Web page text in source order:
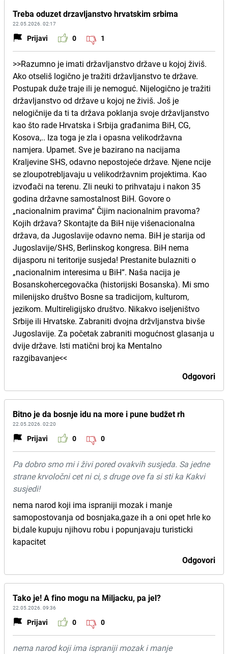
Treba oduzet drzavljanstvo hrvatskim srbima
22.05.2026. 02:17
Prijavi 0 1
>>Razumno je imati državljanstvo države u kojoj živiš.
Ako otseliš logično je tražiti državljanstvo te države.
Postupak duže traje ili je nemoguć. Nijelogično je tražiti
državljanstvo od države u kojoj ne živiš. Još je
nelogičnije da ti ta država poklanja svoje državljanstvo
kao što rade Hrvatska i Srbija građanima BiH, CG,
Kosova,.. Iza toga je zla i opasna velikodržavna
namjera. Upamet. Sve je bazirano na nacijama
Kraljevine SHS, odavno nepostojeće države. Njene ncije
se zloupotrebljavaju u velikodržavnim projektima. Kao
izvođači na terenu. Zli neuki to prihvataju i nakon 35
godina državne samostalnost BiH. Govore o
„nacionalnim pravima“ Čijim nacionalnim pravoma?
Kojih država? Skontajte da BiH nije višenacionalna
država, da Jugoslavije odavno nema. BiH je starija od
Jugoslavije/SHS, Berlinskog kongresa. BiH nema
dijasporu ni teritorije susjeda! Prestanite bulazniti o
„nacionalnim interesima u BiH“. Naša nacija je
Bosanskohercegovačka (historijski Bosanska). Mi smo
milenijsko društvo Bosne sa tradicijom, kulturom,
jezikom. Multireligijsko društvo. Nikakvo iseljeništvo
Srbije ili Hrvatske. Zabraniti dvojna držvljanstva bivše
Jugoslavije. Za početak zabraniti mogućnost glasanja u
dvije države. Isti matični broj ka Mentalno
razgibavanje<<
Odgovori
Bitno je da bosnje idu na more i pune budžet rh
22.05.2026. 02:20
Prijavi 0 0
Pa dobro smo mi i živi pored ovakvih susjeda. Sa jedne
strane krvoločni cet ni ci, s druge ove fa si sti ka Kakvi
susjedi!
nema narod koji ima ispraniji mozak i manje
samopostovanja od bosnjaka,gaze ih a oni opet hrle ko
bi,dale kupuju njihovu robu i popunjavaju turisticki
kapacitet
Odgovori
Tako je! A fino mogu na Miljacku, pa jel?
22.05.2026. 09:36
Prijavi 0 0
nema narod koji ima ispraniji mozak i manje